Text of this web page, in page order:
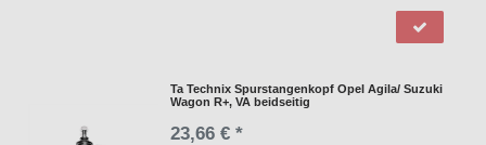
Ta Technix Spurstangenkopf Opel Agila/ Suzuki
Wagon R+, VA beidseitig
23,66 € *